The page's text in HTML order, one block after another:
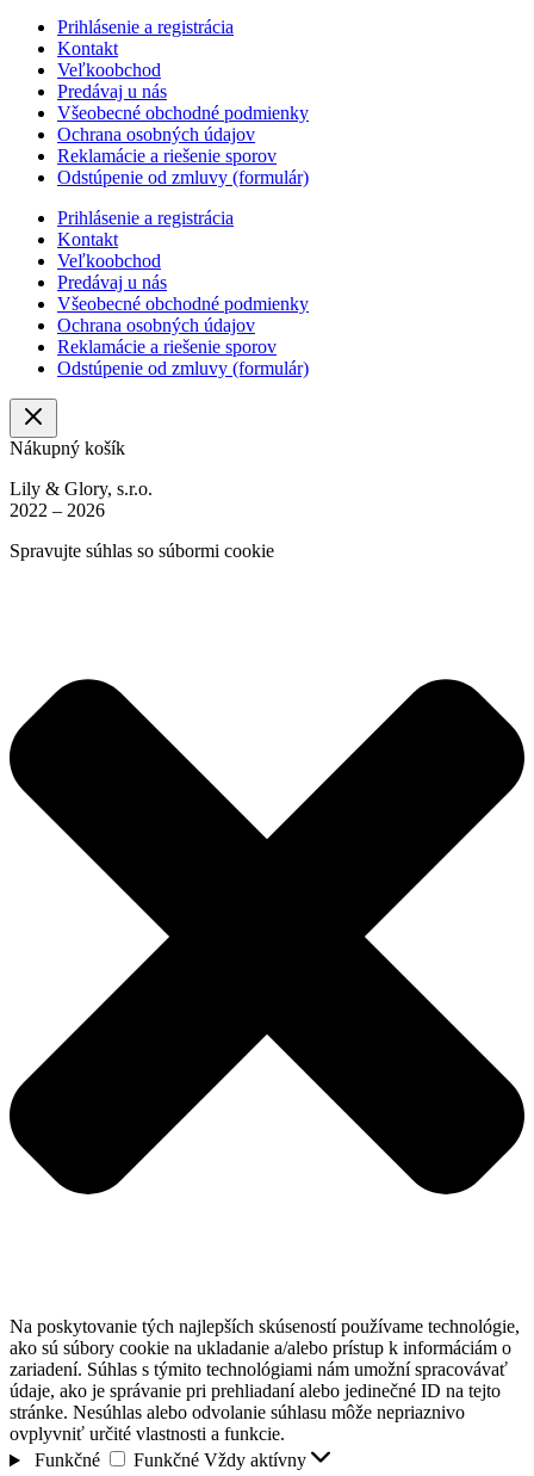
Prihlásenie a registrácia
Kontakt
Veľkoobchod
Predávaj u nás
Všeobecné obchodné podmienky
Ochrana osobných údajov
Reklamácie a riešenie sporov
Odstúpenie od zmluvy (formulár)
Prihlásenie a registrácia
Kontakt
Veľkoobchod
Predávaj u nás
Všeobecné obchodné podmienky
Ochrana osobných údajov
Reklamácie a riešenie sporov
Odstúpenie od zmluvy (formulár)
Nákupný košík
Lily & Glory, s.r.o.
2022 – 2026
Spravujte súhlas so súbormi cookie
Na poskytovanie tých najlepších skúseností používame technológie,
ako sú súbory cookie na ukladanie a/alebo prístup k informáciám o
zariadení. Súhlas s týmito technológiami nám umožní spracovávať
údaje, ako je správanie pri prehliadaní alebo jedinečné ID na tejto
stránke. Nesúhlas alebo odvolanie súhlasu môže nepriaznivo
ovplyvniť určité vlastnosti a funkcie.
Funkčné
Funkčné Vždy aktívny